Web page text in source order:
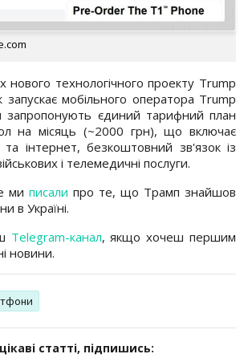
нового технологічного проекту Trump
мобільного оператора Trump
запропонують єдиний тарифний план
на місяць (~2000 грн), що включає
та інтернет, безкоштовний зв'язок із
і телемедичні послуги.
ми писали про те, що Трамп знайшов
в Україні.
Telegram-канал, якщо хочеш першим
новини.
статті, підпишись: